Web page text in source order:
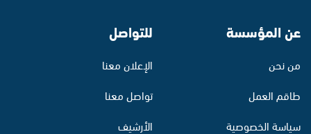
عن المؤسسة
من نحن
طاقم العمل
سياسة الخصوصية
للتواصل
الإعلان معنا
تواصل معنا
الأرشيف